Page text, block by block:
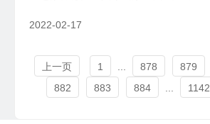
2022-02-17
上一页 1 878 879
882
883 884 1142